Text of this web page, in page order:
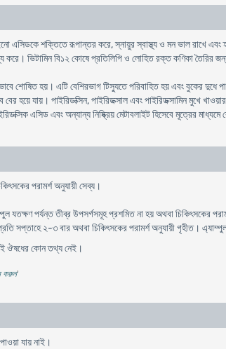
এসিডকে শক্তিতে রূপান্তর করে, স্নায়ুর স্বাস্থ্য ও মন ভাল রাখে
করে। ভিটামিন বি১২ কোষে প্রতিলিপি ও লোহিত রক্ত কণিকা
শোষিত হয়। এটি বেশিরভাগ টিস্যুতে পরিবাহিত হয় এবং বুকের দুধে
বের হয়ে যায়। পাইরিডক্সিন, পাইরিডক্সাল এবং পাইরিডক্সামিন মুখে
এসিড এবং অন্যান্য নিষ্ক্রিয় মেটাবলাইট হিসেবে মূত্রের
পরামর্শ অনুযায়ী সেব্য।
যতক্ষণ পর্যন্ত তীব্র উপসর্গসমূহ প্রশমিত না হয় অথবা চিকিৎসকের
সপ্তাহে ২-৩ বার অথবা চিকিৎসকের পরামর্শ অনুযায়ী গৃহীত।
এই ঔষধের কোন তথ্য নেই।
করুন'
যায় নাই।